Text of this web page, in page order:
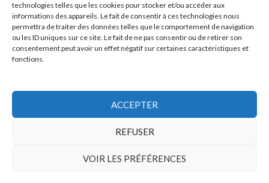
technologies telles que les cookies pour stocker et/ou accéder aux
informations des appareils. Le fait de consentir à ces technologies nous
permettra de traiter des données telles que le comportement de navigation
ou les ID uniques sur ce site. Le fait de ne pas consentir ou de retirer son
consentement peut avoir un effet négatif sur certaines caractéristiques et
fonctions.
ACCEPTER
REFUSER
VOIR LES PRÉFÉRENCES
Réseaux sociaux
© Mars 2006-Août 2026